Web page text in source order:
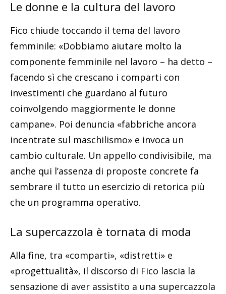
Le donne e la cultura del lavoro
Fico chiude toccando il tema del lavoro
femminile: «Dobbiamo aiutare molto la
componente femminile nel lavoro – ha detto –
facendo sì che crescano i comparti con
investimenti che guardano al futuro
coinvolgendo maggiormente le donne
campane». Poi denuncia «fabbriche ancora
incentrate sul maschilismo» e invoca un
cambio culturale. Un appello condivisibile, ma
anche qui l’assenza di proposte concrete fa
sembrare il tutto un esercizio di retorica più
che un programma operativo.
La supercazzola è tornata di moda
Alla fine, tra «comparti», «distretti» e
«progettualità», il discorso di Fico lascia la
sensazione di aver assistito a una supercazzola